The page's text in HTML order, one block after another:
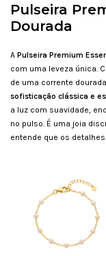
Pulseira
Dourada
A Pulseira Premium
com uma leveza única.
de uma corrente
sofisticação clássica e
a luz com suavidade,
no pulso. É uma joia
entende que os